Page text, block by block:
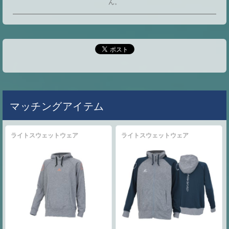
ん。
マッチングアイテム
ライトスウェットウェア ライトスウェットウェア